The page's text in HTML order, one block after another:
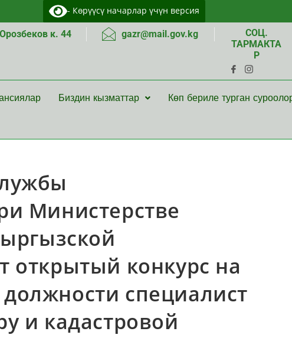
- Көрүүсү начарлар үчүн версия
к. 44 gazr@mail.gov.kg
СОЦ.
ТАРМАКТА
Р
Биздин кызматтар Көп бериле турган
Министерстве
открытый конкурс на
специалист
и кадастровой